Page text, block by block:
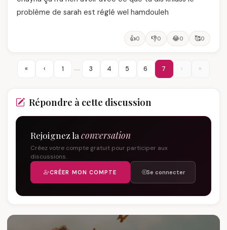
problème de sarah est réglé wel hamdouleh
👍0 👎0 😂0 🥰0
« ‹ 1 … 3 4 5 6 7 › »
Répondre à cette discussion
Rejoignez la conversation
Créez votre compte gratuit pour participer aux
discussions.
CRÉER MON COMPTE Se connecter